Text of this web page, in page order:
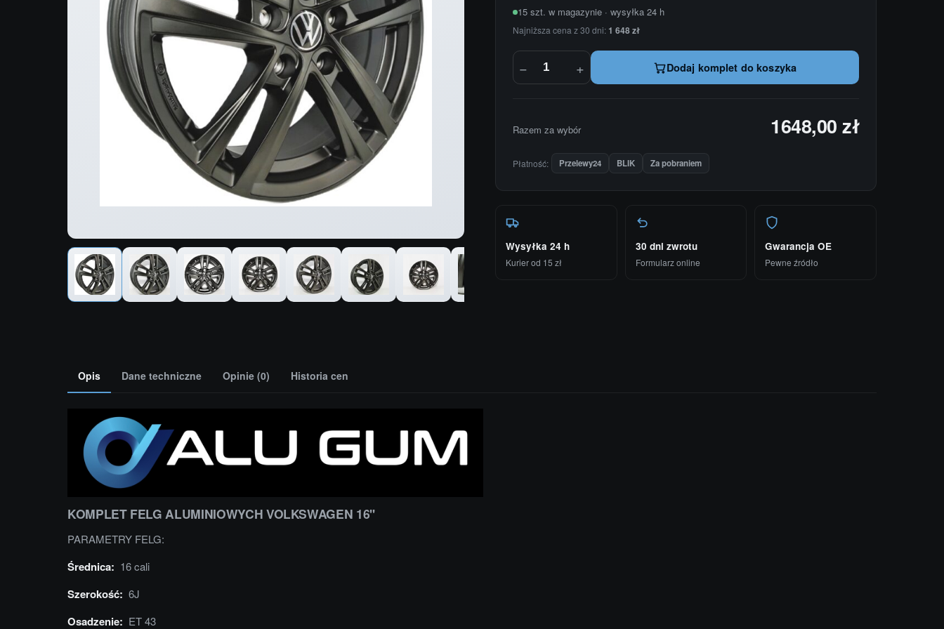
15 szt. w magazynie · wysyłka 24 h
Najniższa cena z 30 dni:1 648 zł
− + Dodaj komplet do koszyka
Razem za wybór 1648,00 zł
Płatność: Przelewy24 BLIK Za pobraniem
Wysyłka 24 h
Kurier od 15 zł
30 dni zwrotu
Formularz online
Gwarancja OE
Pewne źródło
Opis Dane techniczne Opinie (0) Historia cen
KOMPLET FELG ALUMINIOWYCH VOLKSWAGEN 16''
PARAMETRY FELG:
Średnica: 16 cali
Szerokość: 6J
Osadzenie: ET 43